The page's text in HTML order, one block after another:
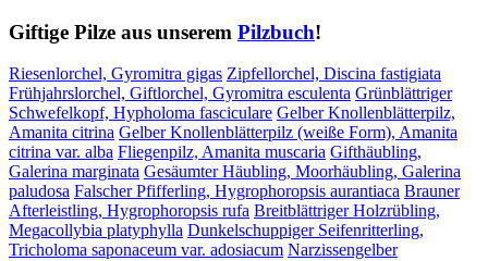
Giftige Pilze aus unserem Pilzbuch!
Riesenlorchel, Gyromitra gigas Zipfellorchel, Discina fastigiata
Frühjahrslorchel, Giftlorchel, Gyromitra esculenta Grünblättriger
Schwefelkopf, Hypholoma fasciculare Gelber Knollenblätterpilz,
Amanita citrina Gelber Knollenblätterpilz (weiße Form), Amanita
citrina var. alba Fliegenpilz, Amanita muscaria Gifthäubling,
Galerina marginata Gesäumter Häubling, Moorhäubling, Galerina
paludosa Falscher Pfifferling, Hygrophoropsis aurantiaca Brauner
Afterleistling, Hygrophoropsis rufa Breitblättriger Holzrübling,
Megacollybia platyphylla Dunkelschuppiger Seifenritterling,
Tricholoma saponaceum var. adosiacum Narzissengelber